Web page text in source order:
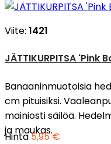
Viite: 1421
JÄTTIKURPITSA 'Pink
Banaaninmuotoisia
cm pituisiksi.
mainiosti säilöä.
ja maukas.
Hinta5,95 €